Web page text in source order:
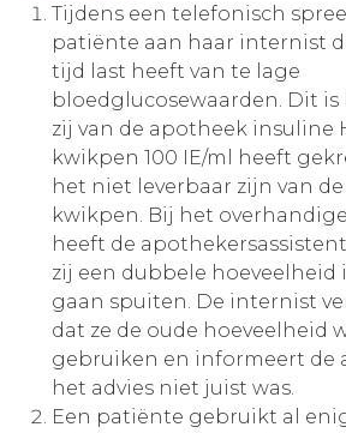
Toegang
Tijdens een telefonisch
patiënte aan haar internist
tijd last heeft van te lage
bloedglucosewaarden. Dit
zij van de apotheek insuline
kwikpen 100 IE/ml heeft
het niet leverbaar zijn van de
kwikpen. Bij het
heeft de
zij een dubbele hoeveelheid
gaan spuiten. De internist
dat ze de oude hoeveelheid
gebruiken en informeert de
het advies niet juist was.
Een patiënte gebruikt al